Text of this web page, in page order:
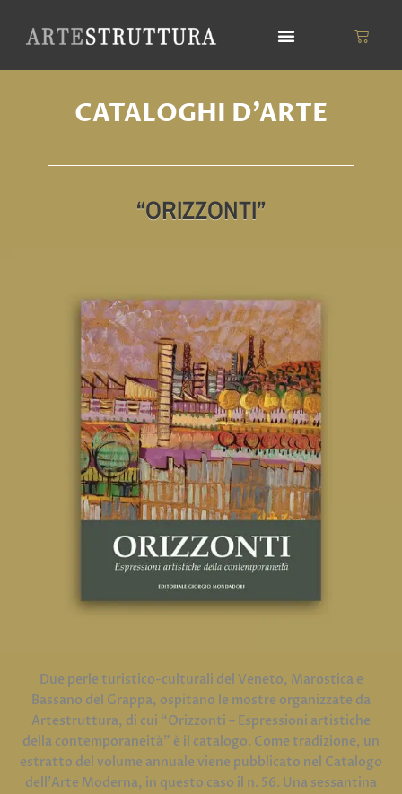
CATALOGHI D'ARTE
“ORIZZONTI”
Due perle turistico-culturali del Veneto, Marostica e
Bassano del Grappa, ospitano le mostre organizzate da
Artestruttura, di cui “Orizzonti – Espressioni artistiche
della contemporaneità” è il catalogo. Come tradizione, un
estratto del volume annuale viene pubblicato nel Catalogo
dell’Arte Moderna, in questo caso il n. 56. Una sessantina